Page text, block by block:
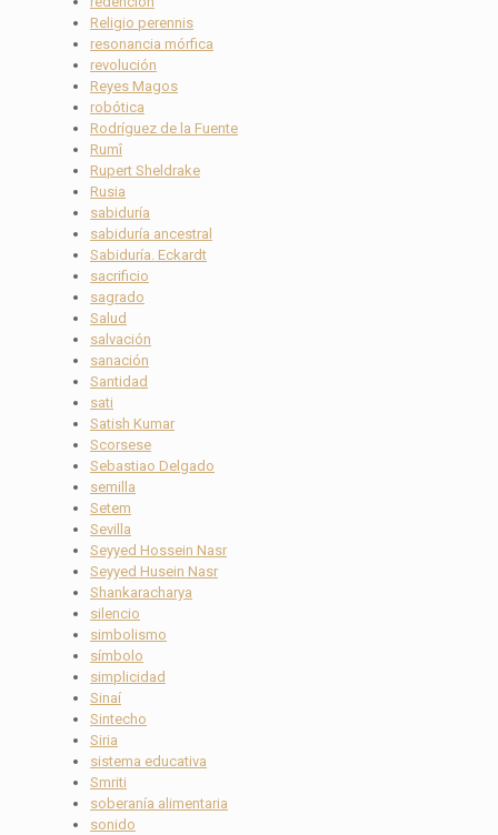
Religio perennis
resonancia mórfica
revolución
Reyes Magos
robótica
Rodríguez de la Fuente
Rumî
Rupert Sheldrake
Rusia
sabiduría
sabiduría ancestral
Sabiduría. Eckardt
sacrificio
sagrado
Salud
salvación
sanación
Santidad
sati
Satish Kumar
Scorsese
Sebastiao Delgado
semilla
Setem
Sevilla
Seyyed Hossein Nasr
Seyyed Husein Nasr
Shankaracharya
silencio
simbolismo
símbolo
simplicidad
Sinaí
Sintecho
Siria
sistema educativa
Smriti
soberanía alimentaria
sonido